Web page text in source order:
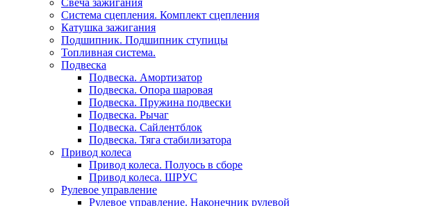
Свеча зажигания
Система сцепления. Комплект сцепления
Катушка зажигания
Подшипник. Подшипник ступицы
Топливная система.
Подвеска
Подвеска. Амортизатор
Подвеска. Опора шаровая
Подвеска. Пружина подвески
Подвеска. Рычаг
Подвеска. Сайлентблок
Подвеска. Тяга стабилизатора
Привод колеса
Привод колеса. Полуось в сборе
Привод колеса. ШРУС
Рулевое управление
Рулевое управление. Наконечник рулевой